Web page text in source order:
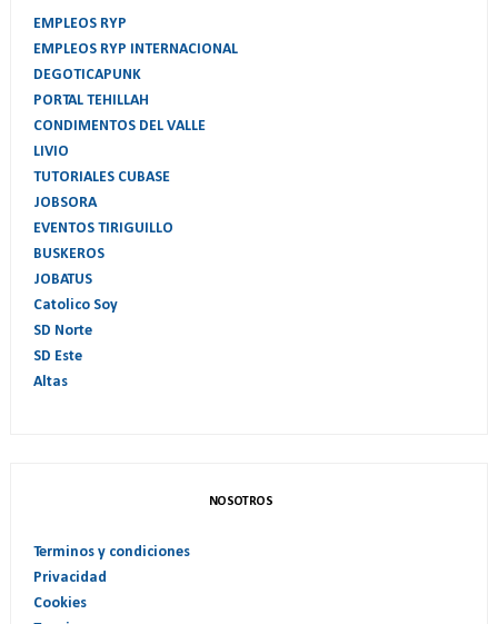
EMPLEOS RYP
EMPLEOS RYP INTERNACIONAL
DEGOTICAPUNK
PORTAL TEHILLAH
CONDIMENTOS DEL VALLE
LIVIO
TUTORIALES CUBASE
JOBSORA
EVENTOS TIRIGUILLO
BUSKEROS
JOBATUS
Catolico Soy
SD Norte
SD Este
Altas
NOSOTROS
Terminos y condiciones
Privacidad
Cookies